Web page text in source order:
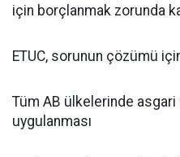
için borçlanmak zorunda
ETUC, sorunun çözümü
Tüm AB ülkelerinde
uygulanması